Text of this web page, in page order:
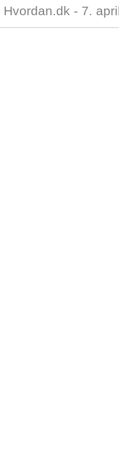
Hvordan.dk - 7.